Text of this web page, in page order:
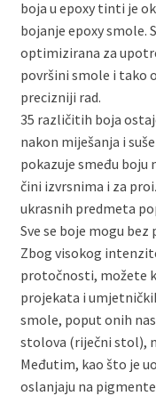
boja u epoxy tinti je
bojanje epoxy
optimizirana za
površini smole i tako
precizniji rad.
35 različitih boja
nakon miješanja i
pokazuje smeđu boju
čini izvrsnima i za
ukrasnih predmeta
Sve se boje mogu
Zbog visokog
protočnosti, možete
projekata i
smole, poput onih
stolova (riječni stol),
Međutim, kao što je
oslanjaju na